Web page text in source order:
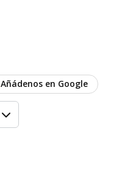
Añádenos en Google